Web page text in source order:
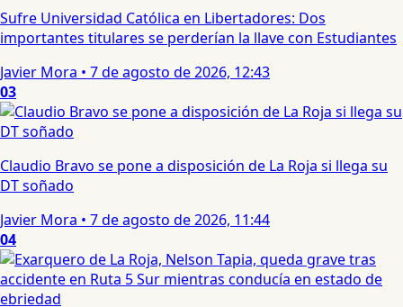
Sufre Universidad Católica en Libertadores: Dos
importantes titulares se perderían la llave con Estudiantes
Javier Mora • 7 de agosto de 2026, 12:43
03
Claudio Bravo se pone a disposición de La Roja si llega su
DT soñado
Javier Mora • 7 de agosto de 2026, 11:44
04